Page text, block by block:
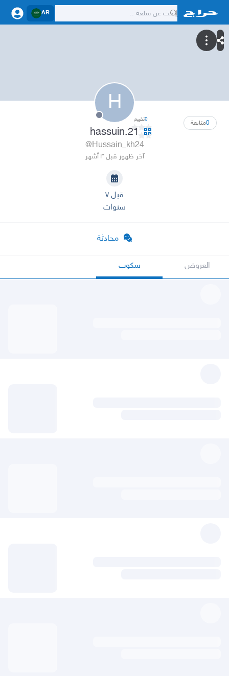
AR
H
0متابعة 0تقييم
hassuin.21
@Hussain_kh24
آخر ظهور قبل ٣ أشهر
قبل ٧
سنوات
محادثة
العروض سكوب